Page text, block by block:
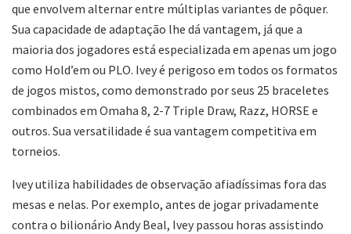
que envolvem alternar entre múltiplas variantes de pôquer.
Sua capacidade de adaptação lhe dá vantagem, já que a
maioria dos jogadores está especializada em apenas um jogo
como Hold’em ou PLO. Ivey é perigoso em todos os formatos
de jogos mistos, como demonstrado por seus 25 braceletes
combinados em Omaha 8, 2-7 Triple Draw, Razz, HORSE e
outros. Sua versatilidade é sua vantagem competitiva em
torneios.
Ivey utiliza habilidades de observação afiadíssimas fora das
mesas e nelas. Por exemplo, antes de jogar privadamente
contra o bilionário Andy Beal, Ivey passou horas assistindo